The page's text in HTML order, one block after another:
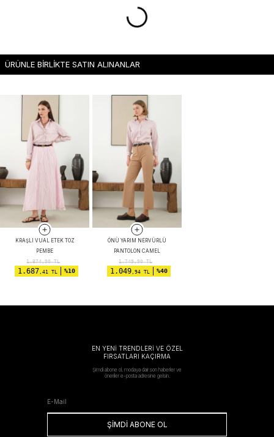
ÜRÜNLE BİRLİKTE SATIN ALINANLAR
KRAŞLI VUAL ETEK TOZ
PEMBE
1.874,90TL
1.687 ,41 TL %10
ÖNÜ YARIM NERVÜRLÜ
PANTOLON CAMEL
1.749,90TL
1.049,94 TL %40
EN YENİ TRENDLERİ VE ÖZEL
FIRSATLARI KAÇIRMA
Şimdi abone ol, modaya dair son haberler ve
öneriler e-posta adresine gelsin.
ŞİMDİ ABONE OL